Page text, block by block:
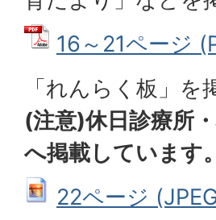
16～21ページ
「れんらく板」
(注意)休日診療所
へ掲載しています。
22ページ